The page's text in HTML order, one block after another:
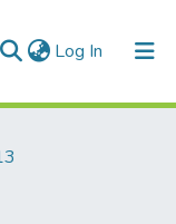
Log In (current)